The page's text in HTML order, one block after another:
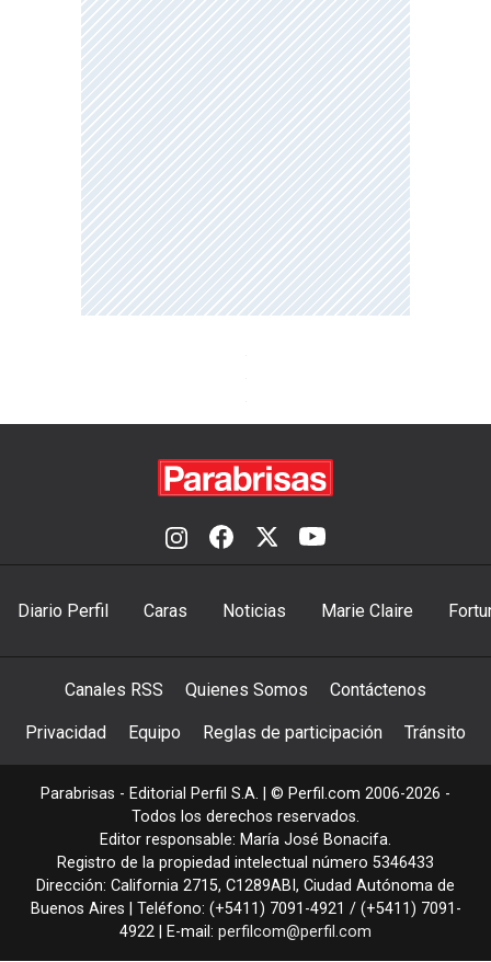
Diario Perfil Caras Noticias Marie Claire
Canales RSS Quienes Somos Contáctenos
Privacidad Equipo Reglas de participación Tránsito
Parabrisas - Editorial Perfil S.A. | © Perfil.com 2006-2026 -
Todos los derechos reservados.
Editor responsable: María José Bonacifa.
Registro de la propiedad intelectual número 5346433
Dirección: California 2715, C1289ABI , Ciudad Autónoma de
Buenos Aires | Teléfono: (+5411) 7091-4921 / (+5411) 7091-
4922 | E-mail: perfilcom@perfil.com